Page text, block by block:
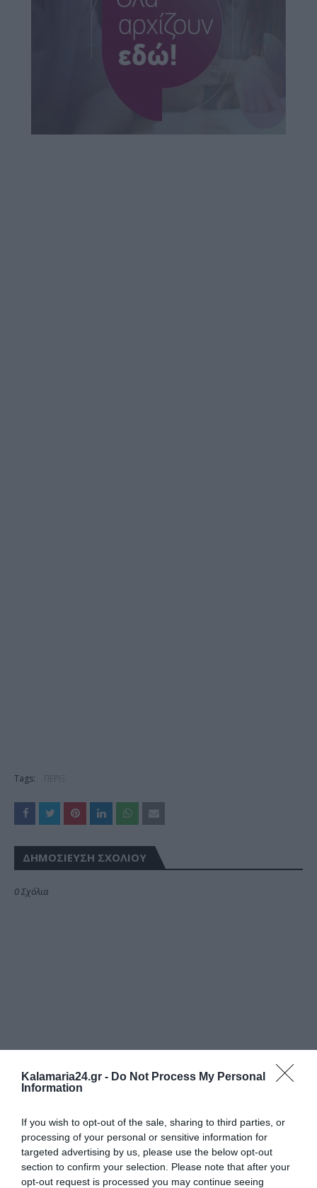
Kalamaria24.gr - Do Not Process My Personal
Information
If you wish to opt-out of the sale, sharing to third parties, or
processing of your personal or sensitive information for
targeted advertising by us, please use the below opt-out
section to confirm your selection. Please note that after your
opt-out request is processed you may continue seeing
Tags:
ΔΗΜΟΣΊΕΥΣΗ ΣΧΟΛΊΟΥ
0 Σχόλια